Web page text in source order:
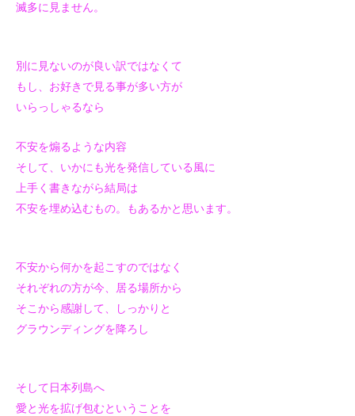
滅多に見ません。
別に見ないのが良い訳ではなくて
もし、お好きで見る事が多い方が
いらっしゃるなら
不安を煽るような内容
そして、いかにも光を発信している風に
上手く書きながら結局は
不安を埋め込むもの。もあるかと思います。
不安から何かを起こすのではなく
それぞれの方が今、居る場所から
そこから感謝して、しっかりと
グラウンディングを降ろし
そして日本列島へ
愛と光を拡げ包むということを